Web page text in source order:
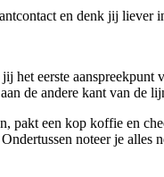
en denk jij
eerste
de andere kant van de
pakt een kop koffie en
noteer je